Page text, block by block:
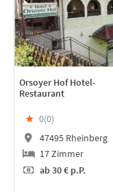
Orsoyer Hof Hotel-
Restaurant
★ 0(0)
47495 Rheinberg
17 Zimmer
ab30 € p.P.